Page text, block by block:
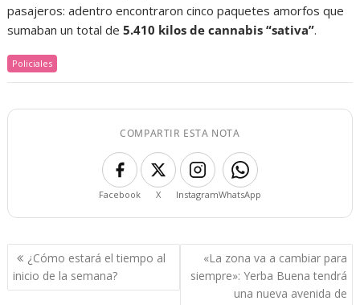
pasajeros: adentro encontraron cinco paquetes amorfos que
sumaban un total de5.410 kilos de cannabis “sativa”.
Policiales
COMPARTIR ESTA NOTA
Facebook X InstagramWhatsApp
Navegación
de
entradas
¿Cómo estará el tiempo al
inicio de la semana?
«La zona va a cambiar para
siempre»: Yerba Buena tendrá
una nueva avenida de